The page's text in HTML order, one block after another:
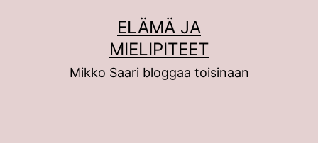
ELÄMÄ JA
MIELIPITEET
Mikko Saari bloggaa toisinaan